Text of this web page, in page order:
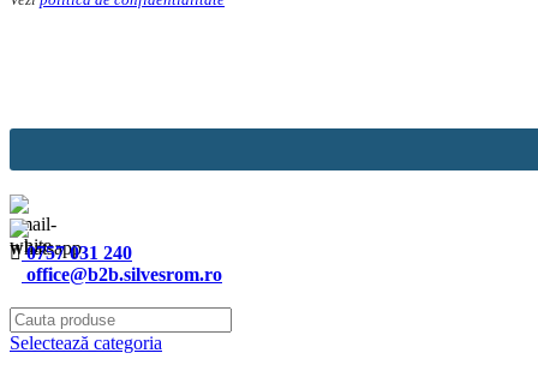
Email *
0757 031 240
office@b2b.silvesrom.ro
Selectează categoria